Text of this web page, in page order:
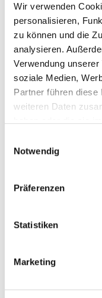
Wir verwenden
personalisieren,
zu können und die
analysieren.
Verwendung
soziale Medien,
Partner führen
weiteren Daten
Notwendig
Präferenzen
Statistiken
Marketing
mAIstack
Einsatzbereit in
Citizen Developer